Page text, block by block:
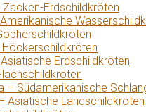
Erdschildkröten
Erdschildkröten
– Südamerikanische
Asiatische Landschildkröten